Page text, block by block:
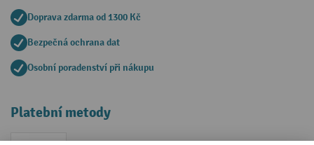
Doprava zdarma od 1300 Kč
Bezpečná ochrana dat
Osobní poradenství při nákupu
Platební metody